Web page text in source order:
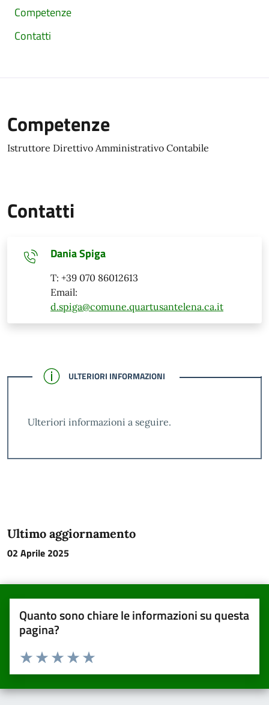
Competenze
Contatti
Competenze
Istruttore Direttivo Amministrativo Contabile
Contatti
Dania Spiga
T: +39 070 86012613
Email:
d.spiga@comune.quartusantelena.ca.it
CONFERMATO
ULTERIORI INFORMAZIONI
Ulteriori informazioni a seguire.
Ultimo aggiornamento
02 Aprile 2025
Quanto sono chiare le informazioni su questa
pagina?
Valuta da 1 a 5 stelle la pagina
Valuta 5 stelle su 5
Valuta 4 stelle su 5
Valuta 3 stelle su 5
Valuta 2 stelle su 5
Valuta una stella su 5